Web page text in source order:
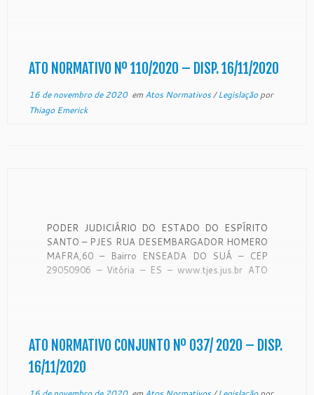
ATO NORMATIVO Nº 110/2020 – DISP. 16/11/2020
16 de novembro de 2020em Atos Normativos/Legislaçãopor
Thiago Emerick
PODER JUDICIÁRIO DO ESTADO DO ESPÍRITO
SANTO – PJES RUA DESEMBARGADOR HOMERO
MAFRA,60 – Bairro ENSEADA DO SUÁ – CEP
29050906 – Vitória – ES – www.tjes.jus.br ATO
JUSTIÇA DO ESTADO […]
ATO NORMATIVO CONJUNTO Nº 037/ 2020 – DISP.
16/11/2020